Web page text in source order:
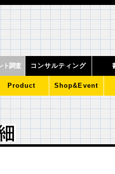
ト調査 コンサルティング
Product Shop&Event